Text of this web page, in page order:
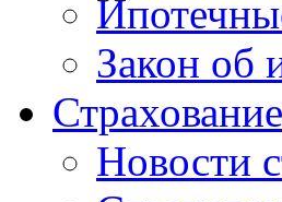
Закон об
Страхование
Новости